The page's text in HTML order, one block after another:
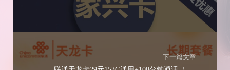
下一篇文章